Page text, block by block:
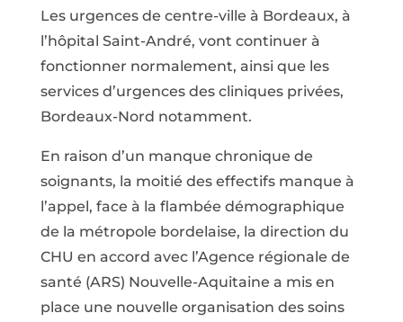
Les urgences de centre-ville à Bordeaux, à
l’hôpital Saint-André, vont continuer à
fonctionner normalement, ainsi que les
services d’urgences des cliniques privées,
Bordeaux-Nord notamment.
En raison d’un manque chronique de
soignants, la moitié des effectifs manque à
l’appel, face à la flambée démographique
de la métropole bordelaise, la direction du
CHU en accord avec l’Agence régionale de
santé (ARS) Nouvelle-Aquitaine a mis en
place une nouvelle organisation des soins